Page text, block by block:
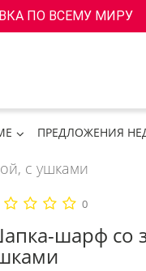
ПО ВСЕМУ МИРУ
ПРЕДЛОЖЕНИЯ
с ушками
0
шарф со